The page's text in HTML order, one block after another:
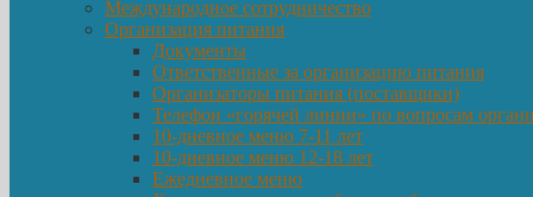
Международное сотрудничество
Организация питания
Документы
Ответственные за организацию питания
Организаторы питания (поставщики)
Телефон «горячей линии» по вопросам
10-дневное меню 7-11 лет
10-дневное меню 12-18 лет
Ежедневное меню